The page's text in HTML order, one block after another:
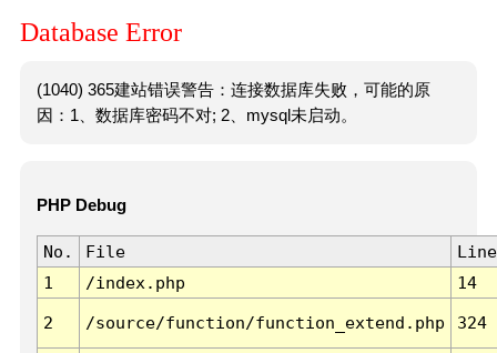
Database Error
(1040) 365建站错误警告：连接数据库失败，可能的原
因：1、数据库密码不对; 2、mysql未启动。
PHP Debug
No. File
Line
1
/index.php 14
2 /source/function/function_extend.php 324